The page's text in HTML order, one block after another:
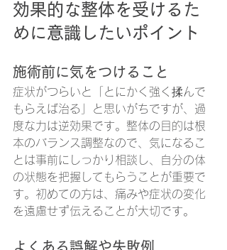
効果的な整体を受けるた
めに意識したいポイント
施術前に気をつけること
症状がつらいと「とにかく強く揉んで
もらえば治る」と思いがちですが、過
度な力は逆効果です。整体の目的は根
本のバランス調整なので、気になるこ
とは事前にしっかり相談し、自分の体
の状態を把握してもらうことが重要で
す。初めての方は、痛みや症状の変化
を遠慮せず伝えることが大切です。
よくある誤解や失敗例